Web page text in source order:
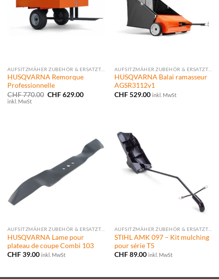
HUSQVARNA Remorque
Professionnelle
CHF770.00 Ursprünglicher
CHF629.00Aktueller
inkl. MwSt
HUSQVARNA Balai ramasseur
AGSR3112v1
CHF529.00 inkl. MwSt
AUFSITZMÄHER ZUBEHÖR & ERSATZTEILE
HUSQVARNA Lame pour
plateau de coupe Combi 103
CHF39.00 inkl. MwSt
AUFSITZMÄHER ZUBEHÖR & ERSATZTEILE
STIHL AMK 097 – Kit mulching
pour série T5
CHF89.00 inkl. MwSt